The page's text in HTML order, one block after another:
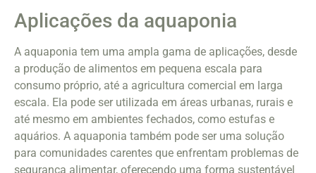
Aplicações da aquaponia
A aquaponia tem uma ampla gama de aplicações, desde
a produção de alimentos em pequena escala para
consumo próprio, até a agricultura comercial em larga
escala. Ela pode ser utilizada em áreas urbanas, rurais e
até mesmo em ambientes fechados, como estufas e
aquários. A aquaponia também pode ser uma solução
para comunidades carentes que enfrentam problemas de
segurança alimentar, oferecendo uma forma sustentável